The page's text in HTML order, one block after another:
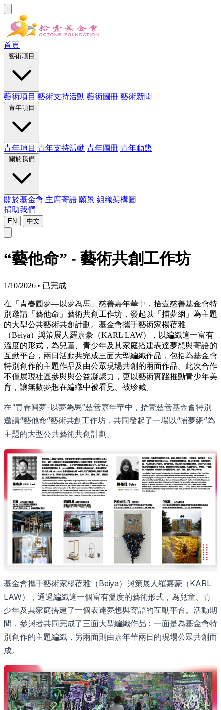
首頁
藝術項目 藝術支持活動 藝術圖冊 藝術新聞
青年項目 青年支持活動 青年圖冊 青年動態
關於基金會 主席寄語 願景 組織架構圖
捐助我們
EN 中文
“藝他命” - 藝術共創工作坊
1/10/2026 • 已完成
在「青春圓夢—以夢為馬」慈善嘉年華中，拾壹慈善基金會特
別邀請「藝他命」藝術共創工作坊，發起以「捕夢網」為主題
的大型公共藝術共創計劃。基金會攜手藝術家楊蓓雅
（Beiya）與策展人羅嘉豪（KARL LAW），以編織這一富有
溫度的形式，為兒童、青少年及其家庭搭建表達夢想與寄語的
互動平台；兩日活動共完成三面大型編織作品，包括為基金會
特別創作的主題作品及由公眾現場共創的兩面作品。此次合作
不僅展現社區參與與公益凝聚力，更以藝術實踐推動青少年美
育，讓無數夢想在編織中被看見、被珍藏。
在“青春圓夢-以夢為馬”慈善嘉年華中，拾壹慈善基金會特別
邀請“藝他命”藝術共創工作坊，共同發起了一場以“捕夢網”為
主題的大型公共藝術共創計劃。
基金會攜手藝術家楊蓓雅（Beiya）與策展人羅嘉豪（KARL
LAW），通過編織這一個富有溫度的藝術形式，為兒童、青
少年及其家庭搭建了一個表達夢想與寄語的互動平台。活動期
間，參與者共同完成了三面大型編織作品：一面是為基金會特
別創作的主題編織，另兩面則由嘉年華兩日的現場公眾共創而
成。